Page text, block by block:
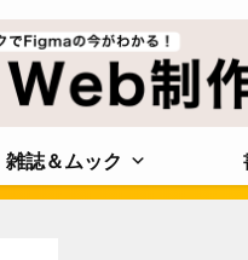
雑誌＆ムック